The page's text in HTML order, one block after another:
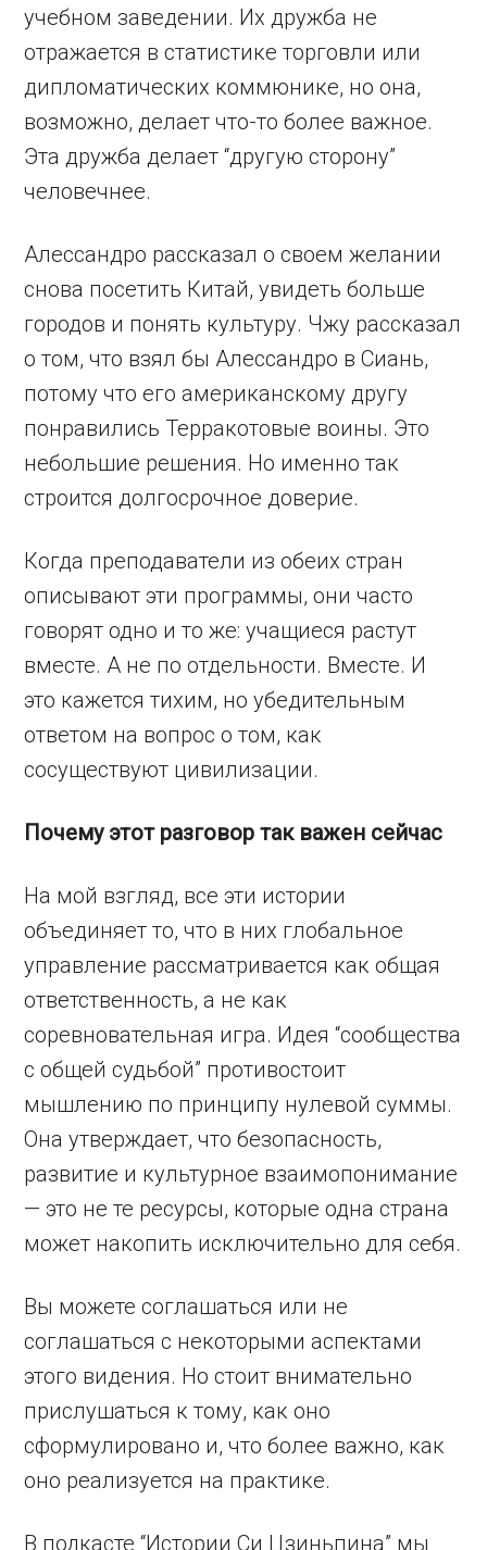
учебном заведении. Их дружба не
отражается в статистике торговли или
дипломатических коммюнике, но она,
возможно, делает что-то более важное.
Эта дружба делает “другую сторону”
человечнее.
Алессандро рассказал о своем желании
снова посетить Китай, увидеть больше
городов и понять культуру. Чжу рассказал
о том, что взял бы Алессандро в Сиань,
потому что его американскому другу
понравились Терракотовые воины. Это
небольшие решения. Но именно так
строится долгосрочное доверие.
Когда преподаватели из обеих стран
описывают эти программы, они часто
говорят одно и то же: учащиеся растут
вместе. А не по отдельности. Вместе. И
это кажется тихим, но убедительным
ответом на вопрос о том, как
сосуществуют цивилизации.
Почему этот разговор так важен сейчас
На мой взгляд, все эти истории
объединяет то, что в них глобальное
управление рассматривается как общая
ответственность, а не как
соревновательная игра. Идея “сообщества
с общей судьбой” противостоит
мышлению по принципу нулевой суммы.
Она утверждает, что безопасность,
развитие и культурное взаимопонимание
— это не те ресурсы, которые одна страна
может накопить исключительно для себя.
Вы можете соглашаться или не
соглашаться с некоторыми аспектами
этого видения. Но стоит внимательно
прислушаться к тому, как оно
сформулировано и, что более важно, как
оно реализуется на практике.
В подкасте “Истории Си Цзиньпина” мы